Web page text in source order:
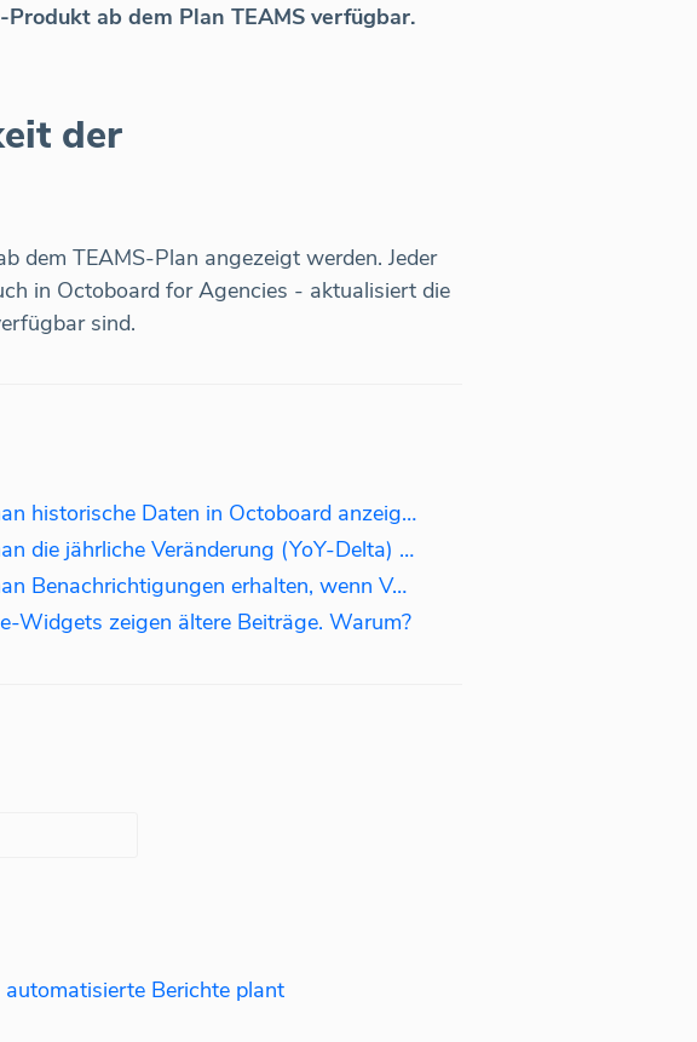
ab dem Plan TEAMS verfügbar.
der
dem TEAMS-Plan angezeigt werden. Jeder
in Octoboard for Agencies - aktualisiert die
sind.
Wie kann man historische Daten in Octoboard anzeigen?
Wie kann man die jährliche Veränderung (YoY-Delta) anzeigen?
Wie kann man Benachrichtigungen erhalten, wenn Verbindungen ablaufen?
Widgets zeigen ältere Beiträge. Warum?
Berichte plant